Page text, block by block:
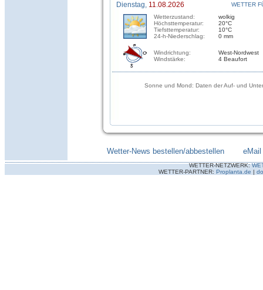
Dienstag, 11.08.2026
WETTER
Wetterzustand:
Höchsttemperatur:
Tiefsttemperatur:
24-h-Niederschlag:
wolkig
20°C
10°C
0 mm
Windrichtung:
Windstärke:
West-Nordwest
4 Beaufort
Sonne und Mond: Daten der Auf- und
Wetter-News bestellen/abbestellen eMail
WETTER-NETZWERK:
WETTER-PARTNER: Proplanta.de |